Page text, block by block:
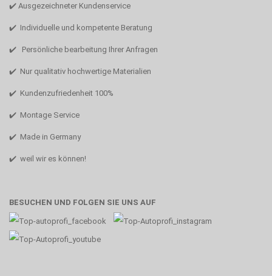
✔️ Ausgezeichneter Kundenservice
✔️ Individuelle und kompetente Beratung
✔️ Persönliche bearbeitung Ihrer Anfragen
✔️ Nur qualitativ hochwertige Materialien
✔️ Kundenzufriedenheit 100%
✔️ Montage Service
✔️ Made in Germany
✔️ weil wir es können!
BESUCHEN UND FOLGEN SIE UNS AUF